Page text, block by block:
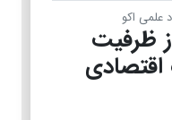
علمی اکو
ظرفیت